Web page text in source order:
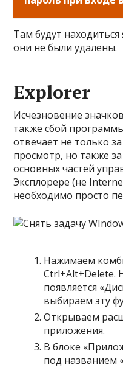
Там будут
они не были удалены.
Explorer
Исчезновение
также сбой
отвечает не только
просмотр, но также
основных частей
Эксплорере (не
необходимо просто
Нажимаем
Ctrl+Alt+Delete.
появляется
выбираем эту
Открываем
приложения.
В блоке
под названием